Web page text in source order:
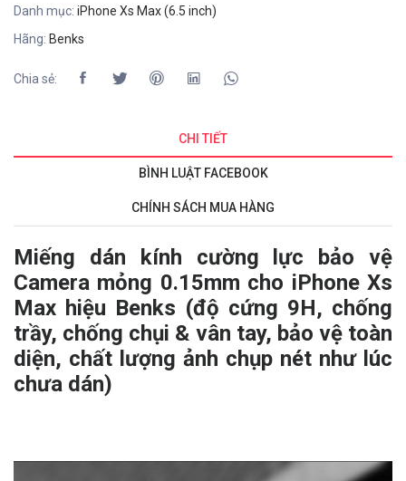
Danh mục: iPhone Xs Max (6.5 inch)
Hãng: Benks
Chia sẻ:
CHI TIẾT
BÌNH LUẬT FACEBOOK
CHÍNH SÁCH MUA HÀNG
Miếng dán kính cường lực bảo vệ
Camera mỏng 0.15mm cho iPhone Xs
Max hiệu Benks (độ cứng 9H, chống
trầy, chống chụi & vân tay, bảo vệ toàn
diện, chất lượng ảnh chụp nét như lúc
chưa dán)